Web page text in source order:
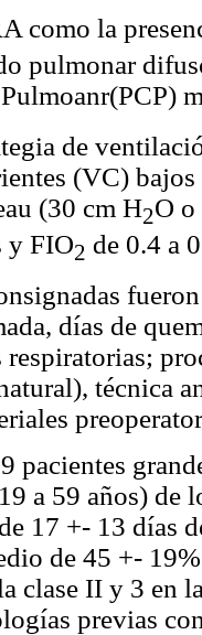
como la
pulmonar
de
(VC)
(30 cm H2O o
y FIO2 de 0.4 a
días de
respiratorias;
técnica
pacientes
a 59 años) de
17 +- 13 días
de 45 +-
clase II y 3 en
previas